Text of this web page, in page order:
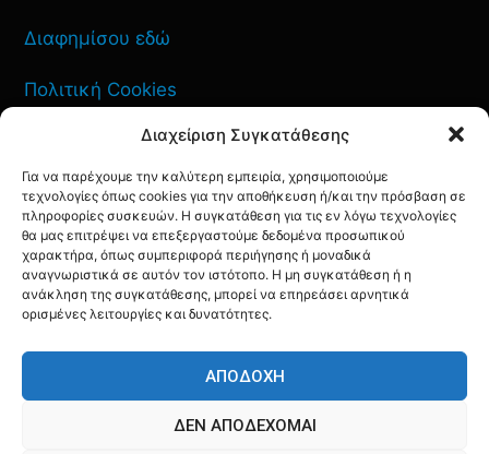
Διαχείριση Συγκατάθεσης
Για να παρέχουμε την καλύτερη εμπειρία, χρησιμοποιούμε
τεχνολογίες όπως cookies για την αποθήκευση ή/και την πρόσβαση σε
πληροφορίες συσκευών. Η συγκατάθεση για τις εν λόγω τεχνολογίες
θα μας επιτρέψει να επεξεργαστούμε δεδομένα προσωπικού
χαρακτήρα, όπως συμπεριφορά περιήγησης ή μοναδικά
αναγνωριστικά σε αυτόν τον ιστότοπο. Η μη συγκατάθεση ή η
ανάκληση της συγκατάθεσης, μπορεί να επηρεάσει αρνητικά
ορισμένες λειτουργίες και δυνατότητες.
ΑΠΟΔΟΧΉ
ΔΕΝ ΑΠΟΔΈΧΟΜΑΙ
Διαφημίσου εδώ
Πολιτική Cookies
Πολιτική Απορρήτου
ΕΠΙΚΟΙΝΩΝΙΑ
YOUTUBE